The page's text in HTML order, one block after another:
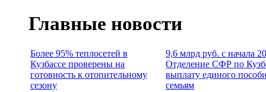
Главные новости
Более 95% теплосетей в
Кузбассе проверены на
готовность к отопительному
сезону
9,6 млрд руб. с начала
Отделение СФР по
выплату единого
семьям